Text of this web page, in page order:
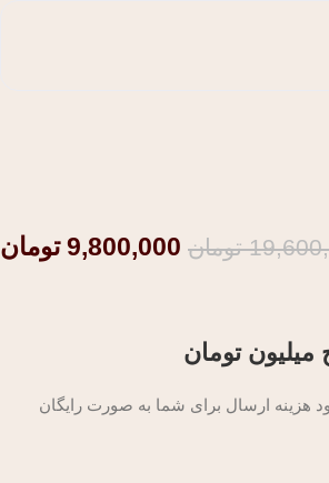
تومان 9,800,000 تومان
میلیون تومان
ارسال برای شما به صورت رایگان